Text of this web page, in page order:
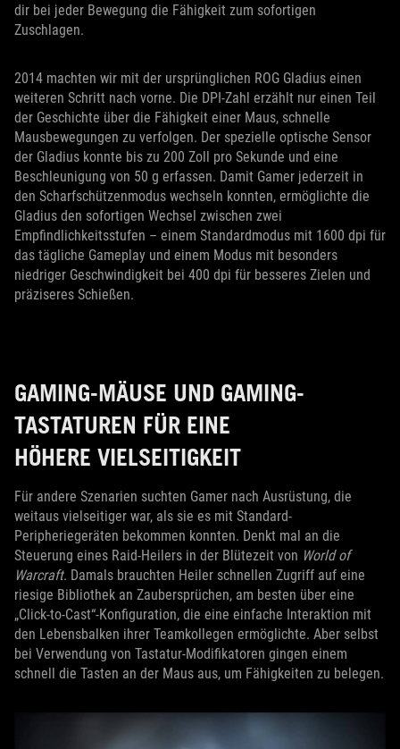
dir bei jeder Bewegung die Fähigkeit zum sofortigen
Zuschlagen.
2014 machten wir mit der ursprünglichen ROG Gladius einen
weiteren Schritt nach vorne. Die DPI-Zahl erzählt nur einen Teil
der Geschichte über die Fähigkeit einer Maus, schnelle
Mausbewegungen zu verfolgen. Der spezielle optische Sensor
der Gladius konnte bis zu 200 Zoll pro Sekunde und eine
Beschleunigung von 50 g erfassen. Damit Gamer jederzeit in
den Scharfschützenmodus wechseln konnten, ermöglichte die
Gladius den sofortigen Wechsel zwischen zwei
Empfindlichkeitsstufen – einem Standardmodus mit 1600 dpi für
das tägliche Gameplay und einem Modus mit besonders
niedriger Geschwindigkeit bei 400 dpi für besseres Zielen und
präziseres Schießen.
GAMING-MÄUSE UND GAMING-
TASTATUREN FÜR EINE
HÖHERE VIELSEITIGKEIT
Für andere Szenarien suchten Gamer nach Ausrüstung, die
weitaus vielseitiger war, als sie es mit Standard-
Peripheriegeräten bekommen konnten. Denkt mal an die
Steuerung eines Raid-Heilers in der Blütezeit von World of
Warcraft. Damals brauchten Heiler schnellen Zugriff auf eine
riesige Bibliothek an Zaubersprüchen, am besten über eine
„Click-to-Cast“-Konfiguration, die eine einfache Interaktion mit
den Lebensbalken ihrer Teamkollegen ermöglichte. Aber selbst
bei Verwendung von Tastatur-Modifikatoren gingen einem
schnell die Tasten an der Maus aus, um Fähigkeiten zu belegen.